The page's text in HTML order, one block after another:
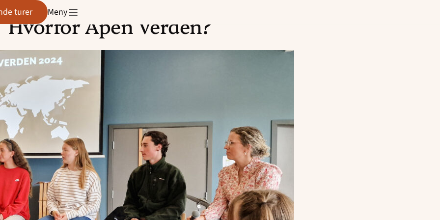
turer Meny
Hvorfor Åpen Verden?